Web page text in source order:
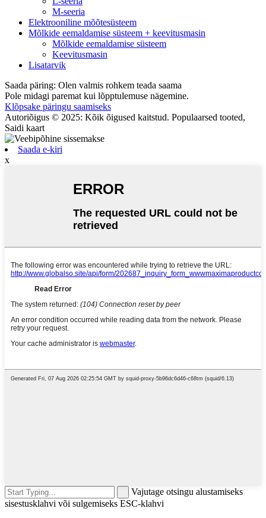
M-seeria
Elektrooniline mõõtesüsteem
Mõlkide eemaldamise süsteem + keevitusmasin
Mõlkide eemaldamise süsteem
Keevitusmasin
Lisatarvik
Saada päring: Olen valmis rohkem teada saama
Pole midagi paremat kui lõpptulemuse nägemine.
Klõpsake päringu saamiseks
Autoriõigus © 2025: Kõik õigused kaitstud. Populaarsed tooted,
Saidi kaart
Saada e-kiri
x
Vajutage otsingu alustamiseks
sisestusklahvi või sulgemiseks ESC-klahvi